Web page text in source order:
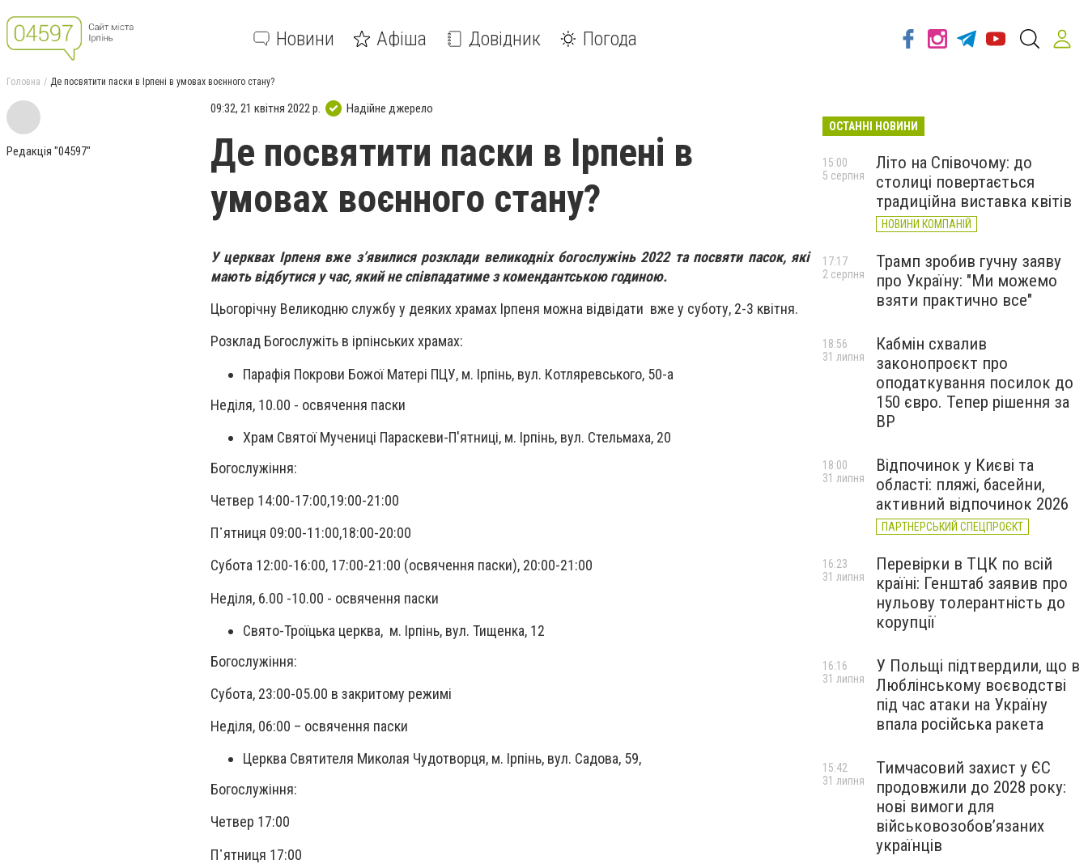
Новини Афіша Довідник Погода
Головна Де посвятити паски в Ірпені в умовах воєнного стану?
Редакція "04597"
09:32, 21 квітня 2022 р. Надійне джерело
Де посвятити паски в Ірпені в
умовах воєнного стану?
У церквах Ірпеня вже з’явилися розклади великодніх богослужінь 2022 та посвяти пасок, які
мають відбутися у час, який не співпадатиме з комендантською годиною.
Цьогорічну Великодню службу у деяких храмах Ірпеня можна відвідати вже у суботу, 2-3 квітня.
Розклад Богослужіть в ірпінських храмах:
Парафія Покрови Божої Матері ПЦУ, м. Ірпінь, вул. Котляревського, 50-а
Неділя, 10.00 - освячення паски
Храм Святої Мучениці Параскеви-П'ятниці, м. Ірпінь, вул. Стельмаха, 20
Богослужіння:
Четвер 14:00-17:00,19:00-21:00
П᾽ятниця 09:00-11:00,18:00-20:00
Субота 12:00-16:00, 17:00-21:00 (освячення паски), 20:00-21:00
Неділя, 6.00 -10.00 - освячення паски
Свято-Троїцька церква, м. Ірпінь, вул. Тищенка, 12
Богослужіння:
Субота, 23:00-05.00 в закритому режимі
Неділя, 06:00 – освячення паски
Церква Святителя Миколая Чудотворця, м. Ірпінь, вул. Садова, 59,
Богослужіння:
Четвер 17:00
П᾽ятниця 17:00
ОСТАННІ НОВИНИ
Літо на Співочому: до
столиці повертається
традиційна виставка квітів
НОВИНИ КОМПАНІЙ
15:00
5 серпня
Трамп зробив гучну заяву
про Україну: "Ми можемо
взяти практично все"
17:17
2 серпня
Кабмін схвалив
законопроєкт про
оподаткування посилок до
150 євро. Тепер рішення за
ВР
18:56
31 липня
Відпочинок у Києві та
області: пляжі, басейни,
активний відпочинок 2026
ПАРТНЕРСЬКИЙ СПЕЦПРОЄКТ
18:00
31 липня
Перевірки в ТЦК по всій
країні: Генштаб заявив про
нульову толерантність до
корупції
16:23
31 липня
У Польщі підтвердили, що в
Люблінському воєводстві
під час атаки на Україну
впала російська ракета
16:16
31 липня
Тимчасовий захист у ЄС
продовжили до 2028 року:
нові вимоги для
військовозобов’язаних
українців
15:42
31 липня